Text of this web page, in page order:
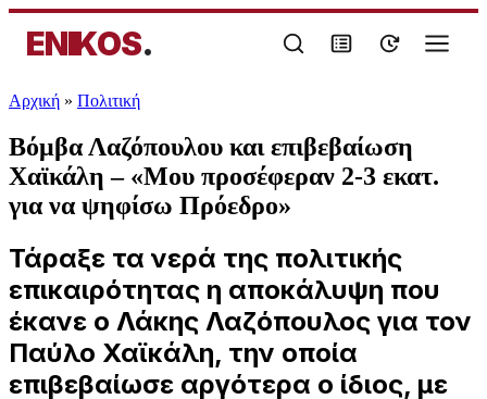
ENIKOS.
Αρχική » Πολιτική
Βόμβα Λαζόπουλου και επιβεβαίωση
Χαϊκάλη – «Μου προσέφεραν 2-3 εκατ.
για να ψηφίσω Πρόεδρο»
Τάραξε τα νερά της πολιτικής
επικαιρότητας η αποκάλυψη που
έκανε ο Λάκης Λαζόπουλος για τον
Παύλο Χαϊκάλη, την οποία
επιβεβαίωσε αργότερα ο ίδιος, με